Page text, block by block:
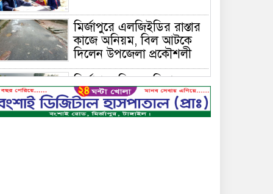
মির্জাপুরে এলজিইডির রাস্তার
কাজে অনিয়ম, বিল আটকে
দিলেন উপজেলা প্রকৌশলী
মির্জাপুরে বিলে অভিযান,
অবৈধ চায়না দুয়ারি জাল
ধ্বংস